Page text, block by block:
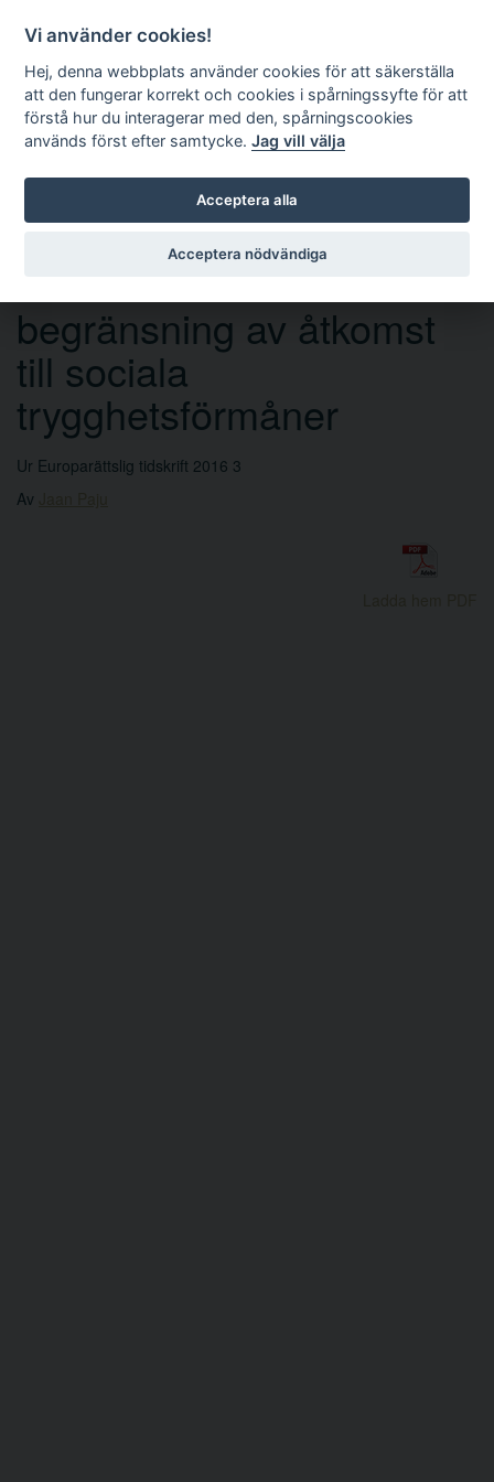
Sök
begränsning av åtkomst
till sociala
trygghetsförmåner
Ur Europarättslig tidskrift 2016 3
Av
Vi använder cookies!
Hej, denna webbplats använder cookies för att säkerställa
att den fungerar korrekt och cookies i spårningssyfte för att
förstå hur du interagerar med den, spårningscookies
används först efter samtycke.Jag vill välja
Acceptera alla
Acceptera nödvändiga